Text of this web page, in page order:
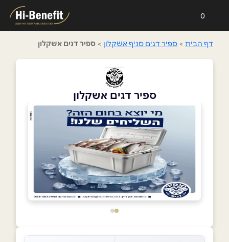
0
דף הבית > ספיר דגים סניף אשקלון > ספיר דגים אשקלון
ספיר דגים אשקלון